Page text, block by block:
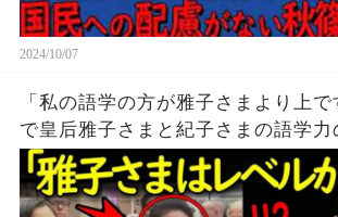
2024/10/07
「私の語学の方が雅子さまより上
で皇后雅子さまと紀子さまの語学力
話題に